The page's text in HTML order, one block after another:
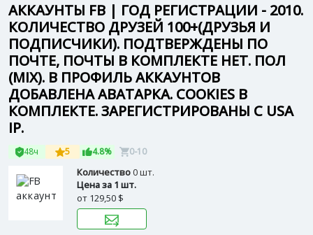
АККАУНТЫ FB | ГОД РЕГИСТРАЦИИ - 2010.
КОЛИЧЕСТВО ДРУЗЕЙ 100+(ДРУЗЬЯ И
ПОДПИСЧИКИ). ПОДТВЕРЖДЕНЫ ПО
ПОЧТЕ, ПОЧТЫ В КОМПЛЕКТЕ НЕТ. ПОЛ
(MIX). В ПРОФИЛЬ АККАУНТОВ
ДОБАВЛЕНА АВАТАРКА. COOKIES В
КОМПЛЕКТЕ. ЗАРЕГИСТРИРОВАНЫ С USA
IP.
48ч 5 4.8% 0-10
Количество0 шт.
Цена за 1 шт.
от 129,50 $